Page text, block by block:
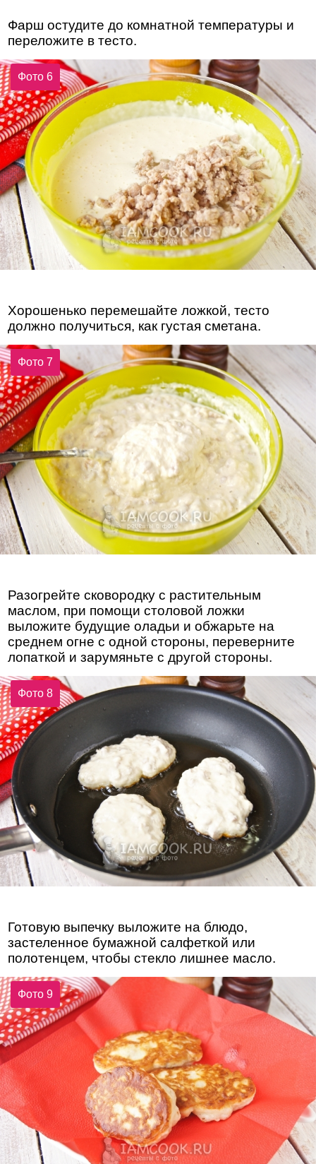
Фарш остудите до комнатной температуры и
переложите в тесто.
Фото 6
Хорошенько перемешайте ложкой, тесто
должно получиться, как густая сметана.
Фото 7
Разогрейте сковородку с растительным
маслом, при помощи столовой ложки
выложите будущие оладьи и обжарьте на
среднем огне с одной стороны, переверните
лопаткой и зарумяньте с другой стороны.
Фото 8
Готовую выпечку выложите на блюдо,
застеленное бумажной салфеткой или
полотенцем, чтобы стекло лишнее масло.
Фото 9